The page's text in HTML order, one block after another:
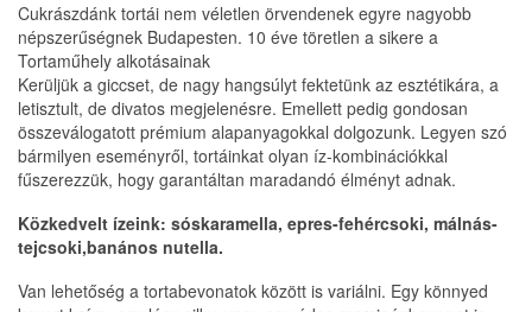
Cukrászdánk tortái nem véletlen örvendenek egyre nagyobb
népszerűségnek Budapesten. 10 éve töretlen a sikere a
Tortaműhely alkotásainak
Kerüljük a giccset, de nagy hangsúlyt fektetünk az esztétikára, a
letisztult, de divatos megjelenésre. Emellett pedig gondosan
összeválogatott prémium alapanyagokkal dolgozunk. Legyen szó
bármilyen eseményről, tortáinkat olyan íz-kombinációkkal
fűszerezzük, hogy garantáltan maradandó élményt adnak.
Közkedvelt ízeink: sóskaramella, epres-fehércsoki, málnás-
tejcsoki,banános nutella.
Van lehetőség a tortabevonatok között is variálni. Egy könnyed